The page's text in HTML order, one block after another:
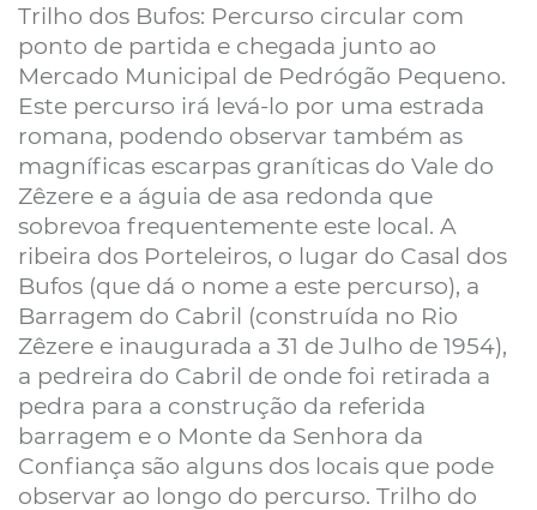
Trilho dos Bufos: Percurso circular com
ponto de partida e chegada junto ao
Mercado Municipal de Pedrógão Pequeno.
Este percurso irá levá-lo por uma estrada
romana, podendo observar também as
magníficas escarpas graníticas do Vale do
Zêzere e a águia de asa redonda que
sobrevoa frequentemente este local. A
ribeira dos Porteleiros, o lugar do Casal dos
Bufos (que dá o nome a este percurso), a
Barragem do Cabril (construída no Rio
Zêzere e inaugurada a 31 de Julho de 1954),
a pedreira do Cabril de onde foi retirada a
pedra para a construção da referida
barragem e o Monte da Senhora da
Confiança são alguns dos locais que pode
observar ao longo do percurso. Trilho do